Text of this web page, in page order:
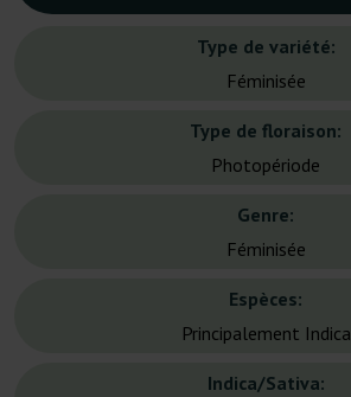
Type de variété:
Féminisée
Type de floraison:
Photopériode
Genre:
Féminisée
Espèces:
Principalement Indica
Indica/Sativa: